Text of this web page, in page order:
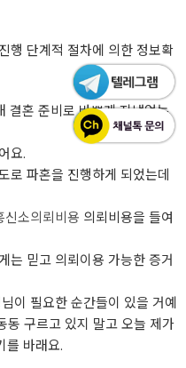
행 단계적 절차에 의한 정보확
결혼 준비로 바쁘게 지냈었는
요.
로 파혼을 진행하게 되었는데
신소의뢰비용 의뢰비용을 들여
는 믿고 의뢰이용 가능한 증거
이 필요한 순간들이 있을 거예
동 구르고 있지 말고 오늘 제가
를 바래요.